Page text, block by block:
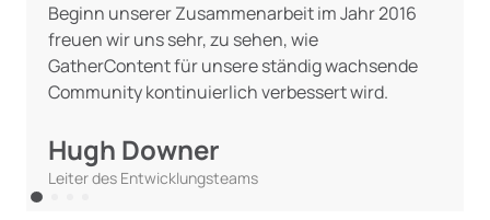
Beginn unserer Zusammenarbeit im Jahr 2016
freuen wir uns sehr, zu sehen, wie
GatherContent für unsere ständig wachsende
Community kontinuierlich verbessert wird.
Hugh Downer
Leiter des Entwicklungsteams